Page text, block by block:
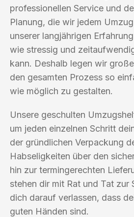
professionellen Service und
Planung, die wir jedem
unserer langjährigen
wie stressig und
kann. Deshalb legen wir
den gesamten Prozess so
wie möglich zu gestalten.
Unsere geschulten
um jeden einzelnen Schritt
der gründlichen Verpackung
Habseligkeiten über den
hin zur termingerechten
stehen dir mit Rat und Tat zur
dich darauf verlassen, dass
guten Händen sind.